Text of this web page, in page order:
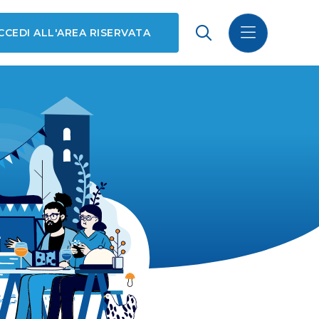
ALL'AREA RISERVATA